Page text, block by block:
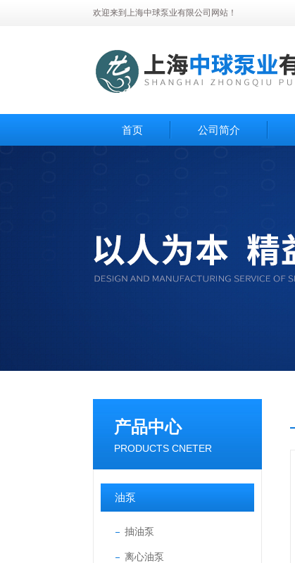
欢迎来到上海中球泵业有限公司网站！
首页 公司简介
产品中心
PRODUCTS CNETER
油泵
抽油泵
离心油泵